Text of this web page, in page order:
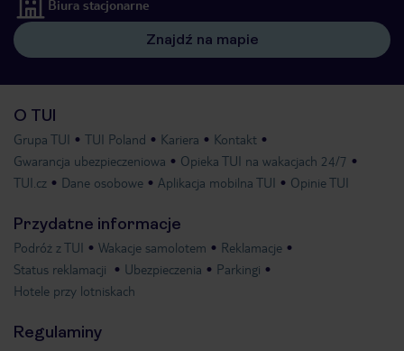
Biura stacjonarne
Znajdź na mapie
O TUI
Grupa TUI TUI Poland Kariera
Kontakt
Gwarancja ubezpieczeniowa
Opieka TUI na wakacjach 24/7
TUI.cz
Dane osobowe Aplikacja mobilna TUI Opinie TUI
Przydatne informacje
Podróż z TUI Wakacje samolotem
Reklamacje
Status reklamacji
Ubezpieczenia
Parkingi
Hotele przy lotniskach
Regulaminy